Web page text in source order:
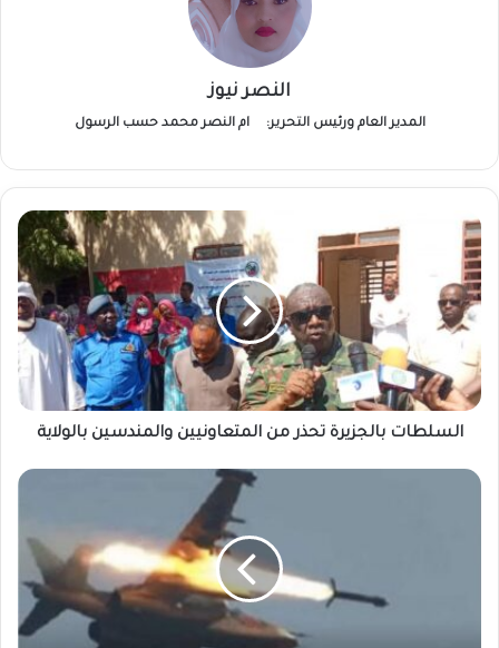
النصر نيوز
المدير العام ورئيس التحرير: ام النصر محمد حسب الرسول
السلطات
بالجزيرة
تحذر
من
المتعاونيين
والمندسين
بالولاية
السلطات بالجزيرة تحذر من المتعاونيين والمندسين بالولاية
غارات